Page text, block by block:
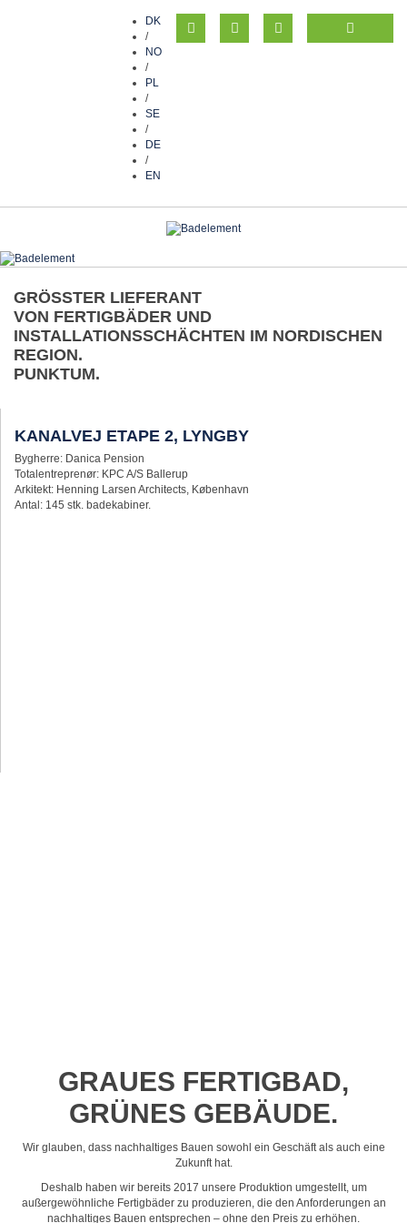
DK
/
NO
/
PL
/
SE
/
DE
/
EN
GRÖSSTER LIEFERANT
VON FERTIGBÄDER UND
INSTALLATIONSSCHÄCHTEN IM NORDISCHEN
REGION.
PUNKTUM.
KANALVEJ ETAPE 2, LYNGBY
Bygherre: Danica Pension
Totalentreprenør: KPC A/S Ballerup
Arkitekt: Henning Larsen Architects, København
Antal: 145 stk. badekabiner.
GRAUES FERTIGBAD,
GRÜNES GEBÄUDE.
Wir glauben, dass nachhaltiges Bauen sowohl ein Geschäft als auch eine
Zukunft hat.
Deshalb haben wir bereits 2017 unsere Produktion umgestellt, um
außergewöhnliche Fertigbäder zu produzieren, die den Anforderungen an
nachhaltiges Bauen entsprechen – ohne den Preis zu erhöhen.